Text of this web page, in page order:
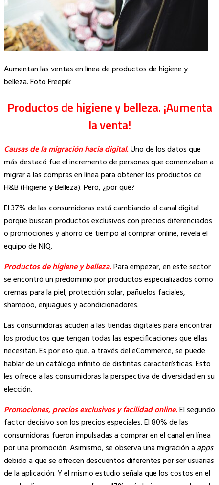
Aumentan las ventas en línea de productos de higiene y
belleza. Foto Freepik
Productos de higiene y belleza. ¡Aumenta
la venta!
Causas de la migración hacia digital.Uno de los datos que
más destacó fue el incremento de personas que comenzaban a
migrar a las compras en línea para obtener los productos de
H&B (Higiene y Belleza). Pero, ¿por qué?
El 37% de las consumidoras está cambiando al canal digital
porque buscan productos exclusivos con precios diferenciados
o promociones y ahorro de tiempo al comprar online, revela el
equipo de NIQ.
Productos de higiene y belleza.Para empezar, en este sector
se encontró un predominio por productos especializados como
cremas para la piel, protección solar, pañuelos faciales,
shampoo, enjuagues y acondicionadores.
Las consumidoras acuden a las tiendas digitales para encontrar
los productos que tengan todas las especificaciones que ellas
necesitan. Es por eso que, a través del eCommerce, se puede
hablar de un catálogo infinito de distintas características. Esto
les ofrece a las consumidoras la perspectiva de diversidad en su
elección.
Promociones, precios exclusivos y facilidad online.El segundo
factor decisivo son los precios especiales. El 80% de las
consumidoras fueron impulsadas a comprar en el canal en línea
por una promoción. Asimismo, se observa una migración a apps
debido a que se ofrecen descuentos diferentes por ser usuarias
de la aplicación. Y el mismo estudio señala que los costos en el